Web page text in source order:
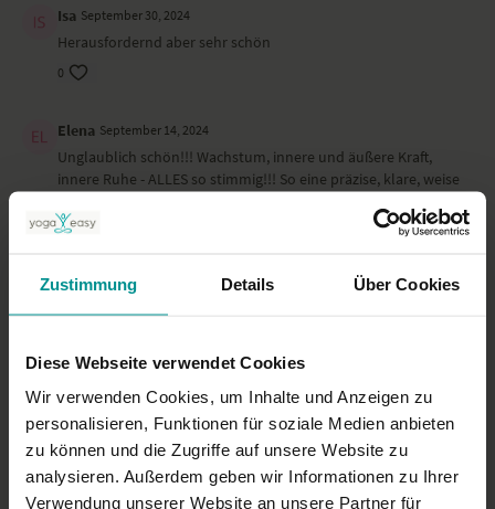
Zustimmung Details Über Cookies
Diese Webseite verwendet Cookies
Wir verwenden Cookies, um Inhalte und Anzeigen zu
personalisieren, Funktionen für soziale Medien anbieten
zu können und die Zugriffe auf unsere Website zu
analysieren. Außerdem geben wir Informationen zu Ihrer
Verwendung unserer Website an unsere Partner für
Isa September 30, 2024
Herausfordernd aber sehr schön
0
Elena September 14, 2024
Unglaublich schön!!! Wachstum, innere und äußere Kraft,
innere Ruhe - ALLES so stimmig!!! So eine präzise, klare, weise
Räume in den Asanas bei Veronika! Herzlichen Dank ! Sehr
Sabine P. September 09, 2024
Dank Veronika, Namaste
0
Mehr laden